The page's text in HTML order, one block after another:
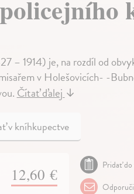
– 1914) je, na rozdíl od
v Holešovicích- -
Čítať ďalej↓
v kníhkupectve
12,60 €
Pridať